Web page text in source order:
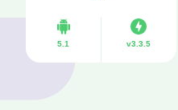
5.1 v3.3.5